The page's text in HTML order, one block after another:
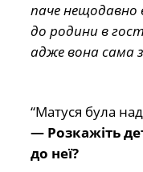
паче нещодавно
до родини в
адже вона сама
“Матуся була
— Розкажіть
до неї?